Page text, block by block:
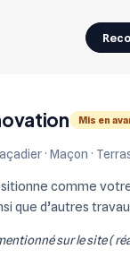
Mis en
· Maçon ·
comme
que d’autres
sur le site (